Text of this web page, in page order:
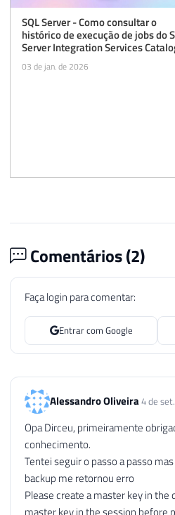
SQL Server - Como consultar o
histórico de execução de jobs do
Server Integration Services
(SSISDB)
03 de jan. de 2026
Comentários (2)
Faça login para comentar:
Entrar com Google
Alessandro Oliveira4 de
Opa Dirceu, primeiramente
conhecimento.
Tentei seguir o passo a passo
backup me retornou erro
Please create a master key in the
master key in the session before